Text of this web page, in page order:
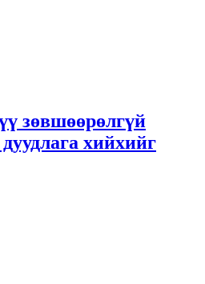
зөвшөөрөлгүй
хийхийг